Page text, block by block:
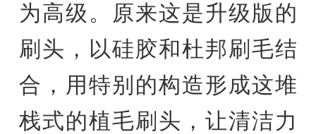
为高级。原来这是升级版的
刷头，以硅胶和杜邦刷毛结
合，用特别的构造形成这堆
栈式的植毛刷头，让清洁力